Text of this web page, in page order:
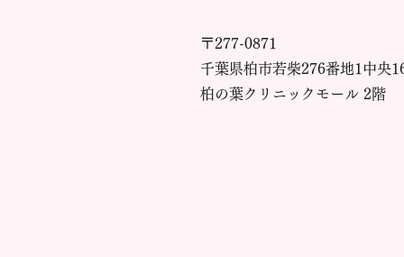
〒277-0871
千葉県柏市若柴276番地1中央
柏の葉クリニックモール 2階